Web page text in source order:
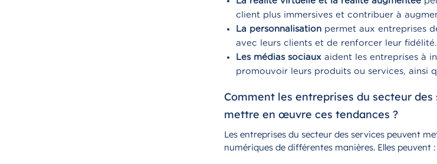
client plus immersives et contribuer à
La personnalisationpermet aux entreprises
avec leurs clients et de renforcer leur fidélité.
Les médias sociauxaident les entreprises à
promouvoir leurs produits ou services, ainsi
Comment les entreprises du secteur
mettre en œuvre ces tendances ?
Les entreprises du secteur des services peuvent
numériques de différentes manières. Elles peuvent :